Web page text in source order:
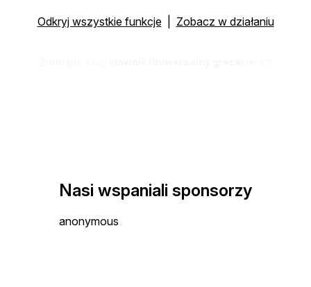
Odkryj wszystkie funkcje| Zobacz w działaniu
Nasi wspaniali sponsorzy
anonymous